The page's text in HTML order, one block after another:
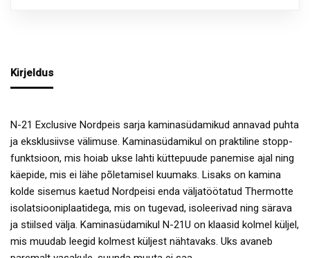
Kirjeldus
N-21 Exclusive Nordpeis sarja kaminasüdamikud annavad puhta
ja eksklusiivse välimuse. Kaminasüdamikul on praktiline stopp-
funktsioon, mis hoiab ukse lahti küttepuude panemise ajal ning
käepide, mis ei lähe põletamisel kuumaks. Lisaks on kamina
kolde sisemus kaetud Nordpeisi enda väljatöötatud Thermotte
isolatsiooniplaatidega, mis on tugevad, isoleerivad ning särava
ja stiilsed välja. Kaminasüdamikul N-21U on klaasid kolmel küljel,
mis muudab leegid kolmest küljest nähtavaks. Uks avaneb